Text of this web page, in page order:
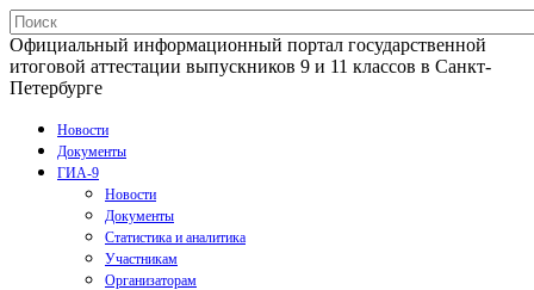
Официальный информационный портал государственной
итоговой аттестации выпускников 9 и 11 классов в Санкт-
Петербурге
Новости
Документы
ГИА-9
Новости
Документы
Статистика и аналитика
Участникам
Организаторам